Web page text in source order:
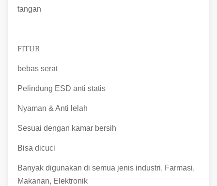
tangan
FITUR
bebas serat
Pelindung ESD anti statis
Nyaman & Anti lelah
Sesuai dengan kamar bersih
Bisa dicuci
Banyak digunakan di semua jenis industri, Farmasi,
Makanan, Elektronik